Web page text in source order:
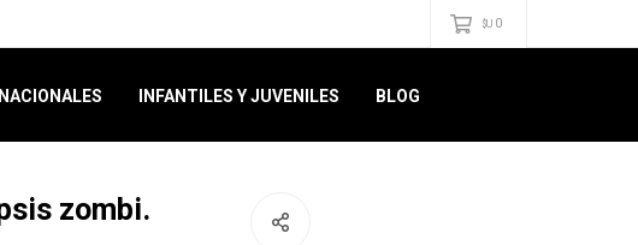
NACIONALES INFANTILES Y JUVENILES BLOG
$U 0
zombi.